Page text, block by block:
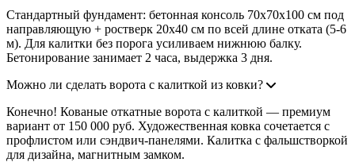
Стандартный фундамент: бетонная консоль 70x70x100 см под
направляющую + ростверк 20x40 см по всей длине отката (5-6
м). Для калитки без порога усиливаем нижнюю балку.
Бетонирование занимает 2 часа, выдержка 3 дня.
Можно ли сделать ворота с калиткой из ковки?
Конечно! Кованые откатные ворота с калиткой — премиум
вариант от 150 000 руб. Художественная ковка сочетается с
профлистом или сэндвич-панелями. Калитка с фальшстворкой
для дизайна, магнитным замком.